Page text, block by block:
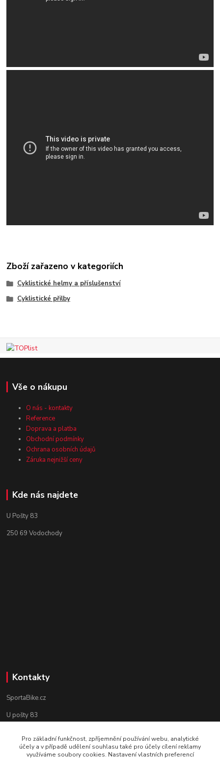
Zboží zařazeno v kategoriích
Cyklistické helmy a příslušenství
Cyklistické přilby
Vše o nákupu
O nás - kontakty
Reference
Doprava a platba
Obchodní podmínky
Ochrana osobních údajů
Záruka nejnižší ceny
Kde nás najdete
U Pošty 83
250 69 Vodochody
Kontakty
SportaBike.cz
U pošty 83
tel.: +420 736 274 612
Pro základní funkčnost, zpříjemnění používání webu, analytické
účely a v případě udělení souhlasu také pro účely cílení reklamy
využíváme soubory cookies. Nastavení vlastních preferencí